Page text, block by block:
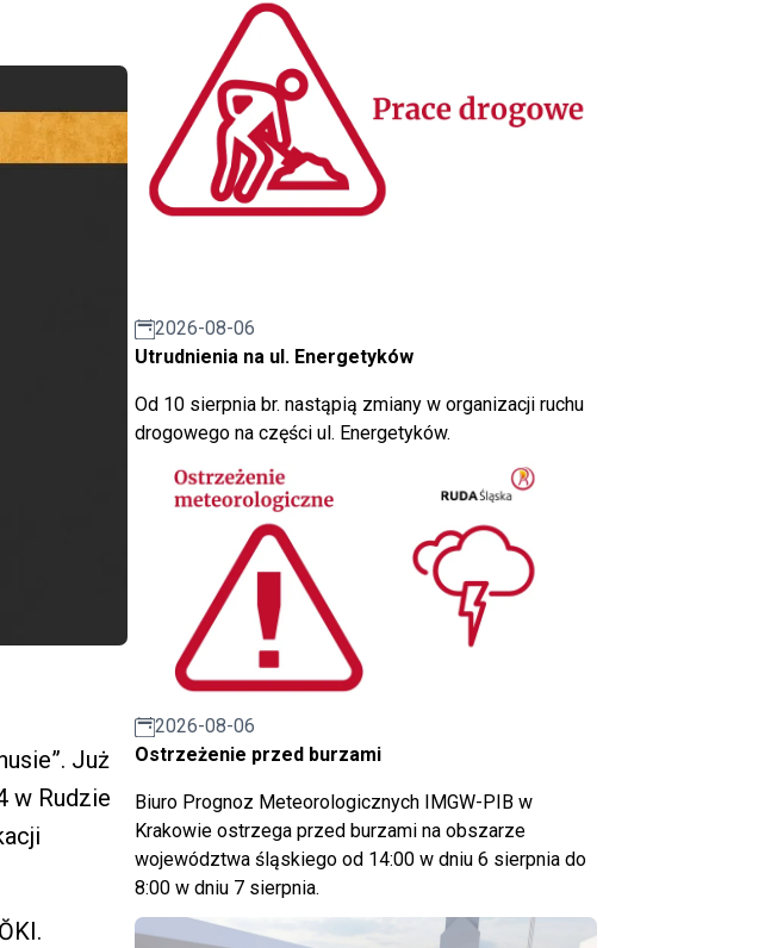
Już
w Rudzie
2026-08-06
Utrudnienia na ul. Energetyków
Od 10 sierpnia br. nastąpią zmiany w organizacji ruchu
drogowego na części ul. Energetyków.
2026-08-06
Ostrzeżenie przed burzami
Biuro Prognoz Meteorologicznych IMGW-PIB w
Krakowie ostrzega przed burzami na obszarze
województwa śląskiego od 14:00 w dniu 6 sierpnia do
8:00 w dniu 7 sierpnia.